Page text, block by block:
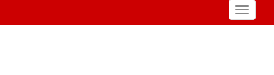
Toggle